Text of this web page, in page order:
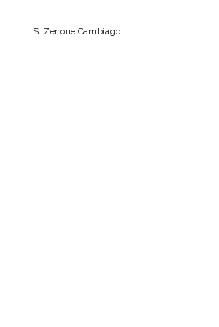
S. Zenone Cambiago